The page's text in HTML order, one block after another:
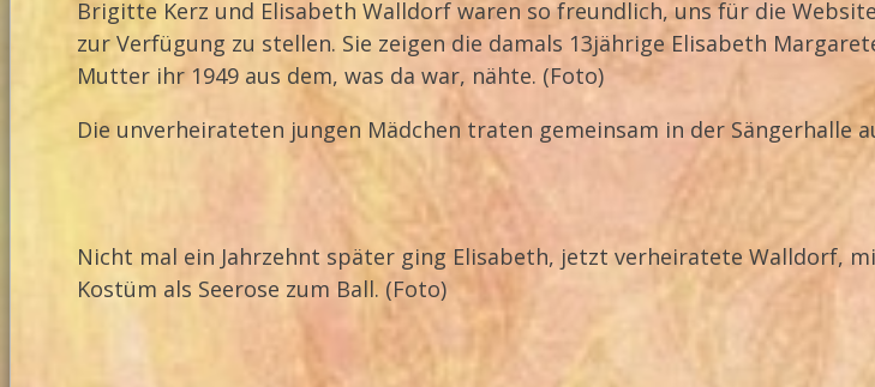
Brigitte Kerz und Elisabeth Walldorf waren so freundlich, uns für die
zur Verfügung zu stellen. Sie zeigen die damals 13jährige Elisabeth
Mutter ihr 1949 aus dem, was da war, nähte. (Foto)
Die unverheirateten jungen Mädchen traten gemeinsam in der Sängerhalle
Nicht mal ein Jahrzehnt später ging Elisabeth, jetzt verheiratete Walldorf,
Kostüm als Seerose zum Ball. (Foto)